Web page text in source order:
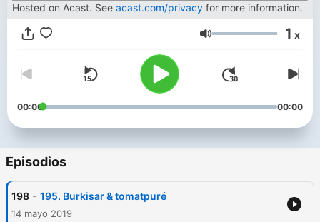
Hosted on Acast. See acast.com/privacy for more information.
Volumen 1 x
00:00 00:00
Episodios
198 - 195. Burkisar & tomatpuré
14 mayo 2019